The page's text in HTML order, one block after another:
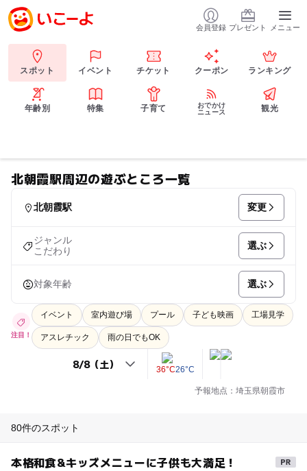
会員登録 プレゼント メニュー
スポット イベント チケット クーポン ランキング
年齢別 特集 子育て
おでかけ
ニュース
観光
北朝霞駅周辺の遊ぶところ一覧
北朝霞駅 変更
ジャンル
こだわり
選ぶ
対象年齢 選ぶ
注目！
イベント 室内遊び場 プール 子ども映画 工場見学
アスレチック 雨の日でもOK
36°C26°C
予報地点：埼玉県朝霞市
80件のスポット
本格和食&キッズメニューに子供も大満足！